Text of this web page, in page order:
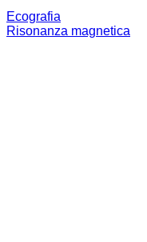
Ecografia
Risonanza magnetica